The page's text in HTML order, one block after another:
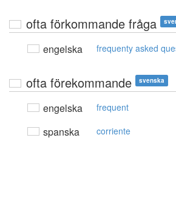
ofta förkommande fråga
engelska frequenty asked
ofta förekommande svenska
engelska frequent
spanska corriente